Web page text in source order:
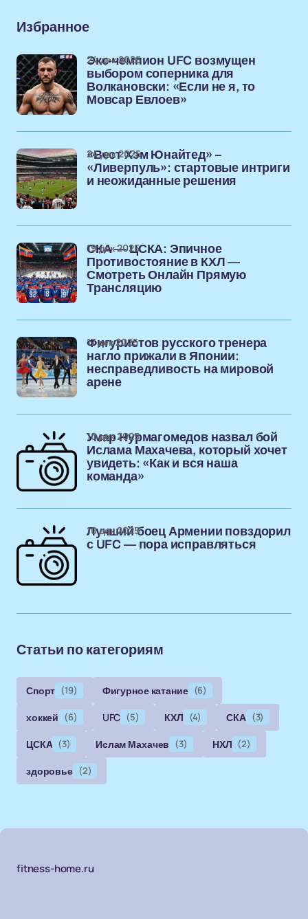
Избранное
Экс-чемпион UFC возмущен
выбором соперника для
Волкановски: «Если не я, то
Мовсар Евлоев»
24 дек 2025
«Вест Хэм Юнайтед» –
«Ливерпуль»: стартовые интриги
и неожиданные решения
24 дек 2025
СКА — ЦСКА: Эпичное
Противостояние в КХЛ —
Смотреть Онлайн Прямую
Трансляцию
19 дек 2025
Фигуристов русского тренера
нагло прижали в Японии:
несправедливость на мировой
арене
17 дек 2025
Умар Нурмагомедов назвал бой
Ислама Махачева, который хочет
увидеть: «Как и вся наша
команда»
10 дек 2025
Лучший боец Армении повздорил
с UFC — пора исправляться
10 дек 2025
Статьи по категориям
Спорт (19) Фигурное катание (6)
хоккей (6) UFC (5) КХЛ (4) СКА (3)
ЦСКА (3) Ислам Махачев (3) НХЛ (2)
здоровье (2)
fitness-home.ru